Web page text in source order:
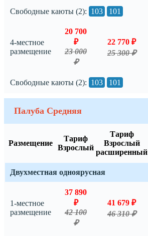
Свободные каюты (2): 103 101
4-местное
размещение
20 700
₽
23 000
₽
22 770 ₽
25 300 ₽
Свободные каюты (2): 103 101
Палуба Средняя
Размещение
Тариф
Взрослый
Тариф
Взрослый
расширенный
Двухместная одноярусная
1-местное
размещение
37 890
₽
42 100
₽
41 679 ₽
46 310 ₽